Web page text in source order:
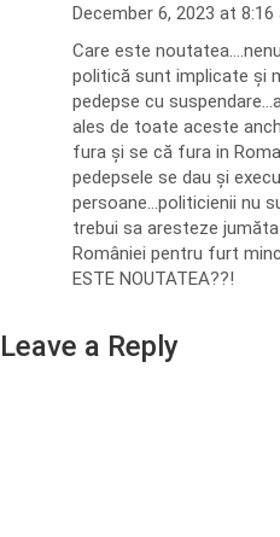
December 6, 2023 at 8:16
Care este
politică sunt implicate și
pedepse cu
ales de toate aceste
fura și se că fura in
pedepsele se dau și
persoane…politicienii nu
trebui sa aresteze
României pentru furt
ESTE NOUTATEA??!
Leave a Reply